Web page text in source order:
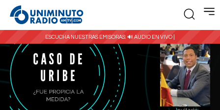
ESCUCHA NUESTRAS EMISORAS: 🔊 AUDIO EN VIVO |